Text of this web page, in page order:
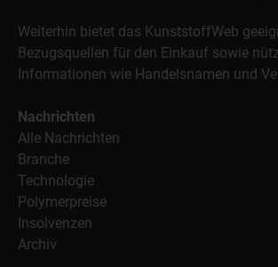
Weiterhin bietet das KunststoffWeb
Bezugsquellen für den Einkauf sowie
Informationen wie Handelsnamen und
Nachrichten
Alle Nachrichten
Branche
Technologie
Polymerpreise
Insolvenzen
Archiv